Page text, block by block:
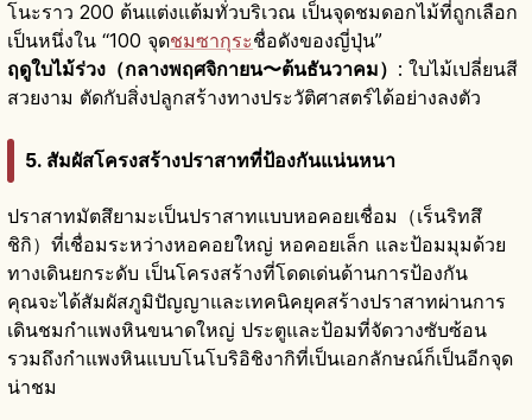
โนะราว 200 ต้นแต่งแต้มทั่วบริเวณ เป็นจุดชมดอกไม้ที่ถูกเลือก
เป็นหนึ่งใน “100 จุดชมซากุระชื่อดังของญี่ปุ่น”
ฤดูใบไม้ร่วง（กลางพฤศจิกายน〜ต้นธันวาคม） : ใบไม้เปลี่ยนสี
สวยงาม ตัดกับสิ่งปลูกสร้างทางประวัติศาสตร์ได้อย่างลงตัว
5. สัมผัสโครงสร้างปราสาทที่ป้องกันแน่นหนา
ปราสาทมัตสึยามะเป็นปราสาทแบบหอคอยเชื่อม（เร็นริทสึ
ชิกิ）ที่เชื่อมระหว่างหอคอยใหญ่ หอคอยเล็ก และป้อมมุมด้วย
ทางเดินยกระดับ เป็นโครงสร้างที่โดดเด่นด้านการป้องกัน
คุณจะได้สัมผัสภูมิปัญญาและเทคนิคยุคสร้างปราสาทผ่านการ
เดินชมกำแพงหินขนาดใหญ่ ประตูและป้อมที่จัดวางซับซ้อน
รวมถึงกำแพงหินแบบโนโบริอิชิงากิที่เป็นเอกลักษณ์ก็เป็นอีกจุด
น่าชม